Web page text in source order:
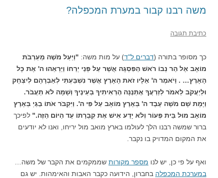
משה רבנו קבור במערת המכפלה?
כתיבת תגובה
כך מסופר בתורה (דברים ל"ד) על מות משה: "וַיַּעַל מֹשֶׁה מֵעַרְבֹת
מוֹאָב אֶל הַר נְבוֹ רֹאשׁ הַפִּסְגָּה אֲשֶׁר עַל פְּנֵי יְרֵחוֹ וַיַּרְאֵהוּ ה' אֶת כָּל
הָאָרֶץ… . וַיֹּאמֶר ה' אֵלָיו זֹאת הָאָרֶץ אֲשֶׁר נִשְׁבַּעְתִּי לְאַבְרָהָם לְיִצְחָק
וּלְיַעֲקֹב לֵאמֹר לְזַרְעֲךָ אֶתְּנֶנָּה הֶרְאִיתִיךָ בְעֵינֶיךָ וְשָׁמָּה לֹא תַעֲבֹר.
וַיָּמָת שָׁם מֹשֶׁה עֶבֶד ה' בְּאֶרֶץ מוֹאָב עַל פִּי ה'. וַיִּקְבֹּר אֹתוֹ בַגַּיְ בְּאֶרֶץ
מוֹאָב מוּל בֵּית פְּעוֹר וְלֹא יָדַע אִישׁ אֶת קְבֻרָתוֹ עַד הַיּוֹם הַזֶּה." לפיכך
ברור שמשה רבנו הלך לעולמו בארץ מואב מול יריחו, ואנו לא יודעים
את המקום המדויק בו נקבר.
ואף על פי כן, יש לנו מספר מקורות שממקמים את הקבר של משה…
במערכת המכפלה בחברון, הידועה כקבר האבות והאימהות. יש גם